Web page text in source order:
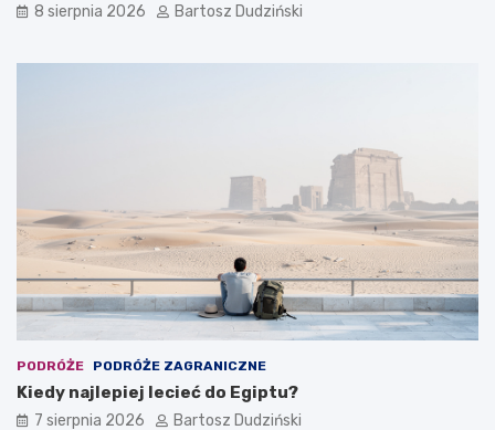
8 sierpnia 2026 Bartosz Dudziński
PODRÓŻE PODRÓŻE ZAGRANICZNE
Kiedy najlepiej lecieć do Egiptu?
7 sierpnia 2026 Bartosz Dudziński